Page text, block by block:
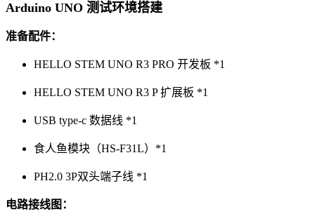
Arduino UNO 测试环境搭建
准备配件：
HELLO STEM UNO R3 PRO 开发板 *1
HELLO STEM UNO R3 P 扩展板 *1
USB type-c 数据线 *1
食人鱼模块（HS-F31L）*1
PH2.0 3P双头端子线 *1
电路接线图：